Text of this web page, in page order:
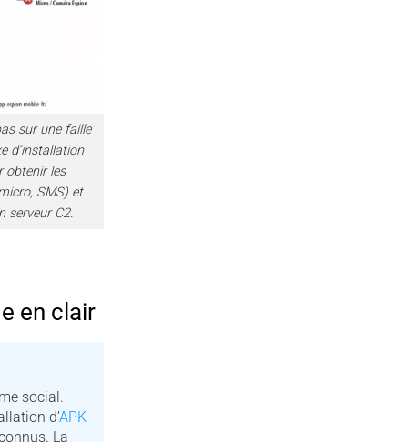
sur une faille
d’installation
obtenir les
SMS) et
serveur C2.
en clair
social.
d’APK
La